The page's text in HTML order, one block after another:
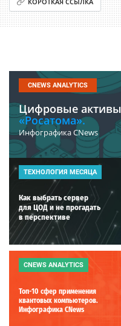
CNEWS ANALYTICS
Цифровые активы
«Росатома».
Инфографика CNews
ТЕХНОЛОГИЯ МЕСЯЦА
Как выбрать сервер
для ЦОД и не прогадать
в перспективе
CNEWS ANALYTICS
Топ-10 сфер применения
квантовых компьютеров.
Инфографика CNews